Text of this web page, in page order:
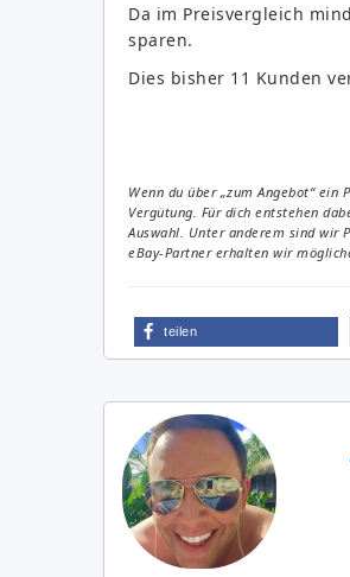
Da im Preisvergleich
sparen.
Dies bisher 11 Kunden
Wenn du über „zum Angebot“
Vergütung. Für dich entstehen
Auswahl. Unter anderem sind wir
eBay-Partner erhalten wir
teilen